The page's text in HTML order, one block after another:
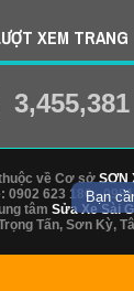
Bạn
XEM TRANG
3,455,381
về Cơ sở SƠN
0902 623 186 -
tâm Sửa Xe Sài
Tấn, Sơn Kỳ,